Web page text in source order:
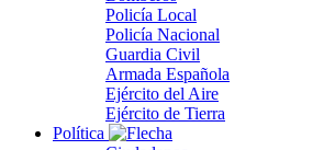
Policía Local
Policía Nacional
Guardia Civil
Armada Española
Ejército del Aire
Ejército de Tierra
Política